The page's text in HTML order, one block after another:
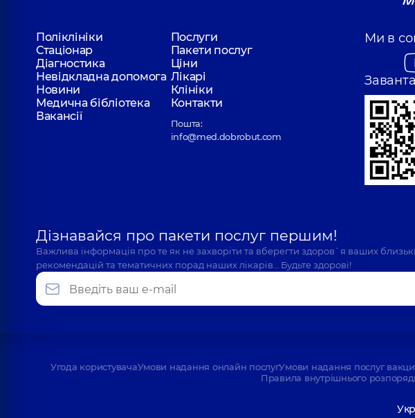
Поліклініки
Послуги
Стаціонар
Пакети послуг
Діагностика
Ціни
Невідкладна допомога Лікарі
Новини
Клініки
Медична бібліотека
Контакти
Вакансії
Пошта:
info@med.dobrobut.com
Ми в
Дізнавайся про пакети послуг першим!
Важлива інформація про те як не захворіти та вберегти здоров`я ваших
рекомендацій та тематичних порад наших лікарів… Будьте здорові!
Угода користувачаУмови надання онлайн послугУмови надання послуг
Правила внутрішнього